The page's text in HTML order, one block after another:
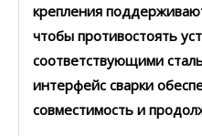
крепления
чтобы противостоять
соответствующими
интерфейс сварки
совместимость и